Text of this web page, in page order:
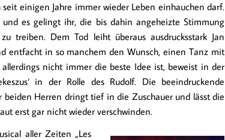
einigen Jahre immer wieder Leben einhauchen darf.
und es gelingt ihr, die bis dahin angeheizte Stimmung
treiben. Dem Tod leiht überaus ausdrucksstark Jan
entfacht in so manchem den Wunsch, einen Tanz mit
allerdings nicht immer die beste Idee ist, beweist in der
in der Rolle des Rudolf. Die beeindruckende
beiden Herren dringt tief in die Zuschauer und lässt die
erst gar nicht wieder verschwinden.
aller Zeiten „Les